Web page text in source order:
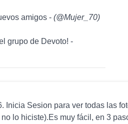
amigos - (@Mujer_70)
grupo de Devoto! -
Inicia Sesion para ver todas las
lo hiciste).Es muy fácil, en 3